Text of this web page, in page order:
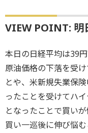
VIEW POINT: 明
本日の日経平均は39
原油価格の下落を受
とや、米新規失業保
ったことを受けてハ
となったことで買い
買い一巡後に伸び悩